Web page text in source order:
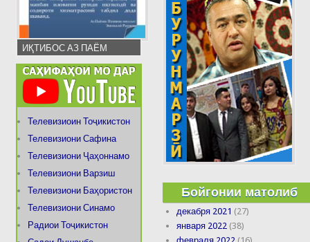
ИҚТИБОС АЗ ПАЁМ
Телевизиоин Тоҷикистон
Телевизиони Сафина
Телевизиони Ҷаҳоннамо
Телевизиони Варзиш
Телевизиони Баҳористон
Телевизиони Синамо
Радиои Тоҷикистон
Бойгонии матолиб
декабря 2021 (27)
января 2022 (38)